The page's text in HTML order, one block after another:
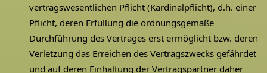
vertragswesentlichen Pflicht (Kardinalpflicht), d.h. einer
Pflicht, deren Erfüllung die ordnungsgemäße
Durchführung des Vertrages erst ermöglicht bzw. deren
Verletzung das Erreichen des Vertragszwecks gefährdet
und auf deren Einhaltung der Vertragspartner daher